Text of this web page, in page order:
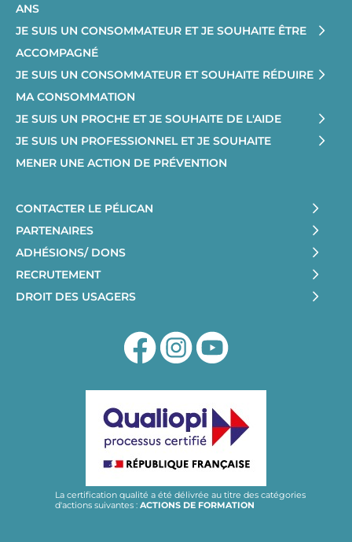
ANS
JE SUIS UN CONSOMMATEUR ET JE SOUHAITE ÊTRE
ACCOMPAGNÉ
JE SUIS UN CONSOMMATEUR ET SOUHAITE RÉDUIRE
MA CONSOMMATION
JE SUIS UN PROCHE ET JE SOUHAITE DE L'AIDE
JE SUIS UN PROFESSIONNEL ET JE SOUHAITE
MENER UNE ACTION DE PRÉVENTION
CONTACTER LE PÉLICAN
PARTENAIRES
ADHÉSIONS/ DONS
RECRUTEMENT
DROIT DES USAGERS
La certification qualité a été délivrée au titre des catégories
d'actions suivantes : ACTIONS DE FORMATION